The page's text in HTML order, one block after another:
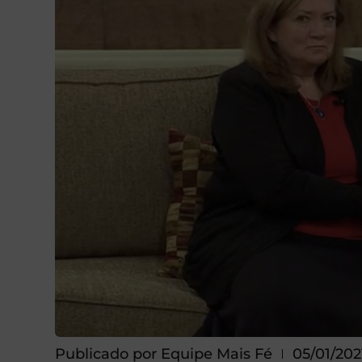
Publicado por Equipe Mais Fé 05/01/